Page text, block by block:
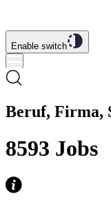
Enable switch
Beruf, Firma,
8593 Jobs